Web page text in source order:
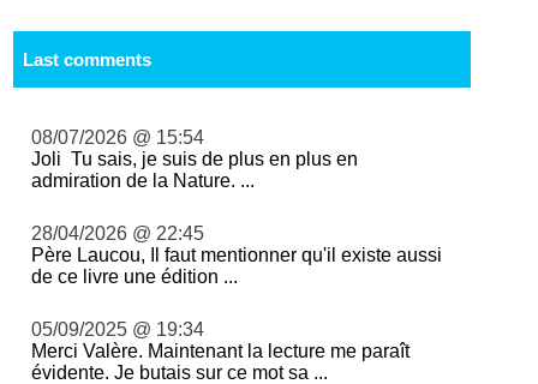
Last comments
08/07/2026 @ 15:54
Joli Tu sais, je suis de plus en plus en
admiration de la Nature. ...
28/04/2026 @ 22:45
Père Laucou, Il faut mentionner qu'il existe aussi
de ce livre une édition ...
05/09/2025 @ 19:34
Merci Valère. Maintenant la lecture me paraît
évidente. Je butais sur ce mot sa ...